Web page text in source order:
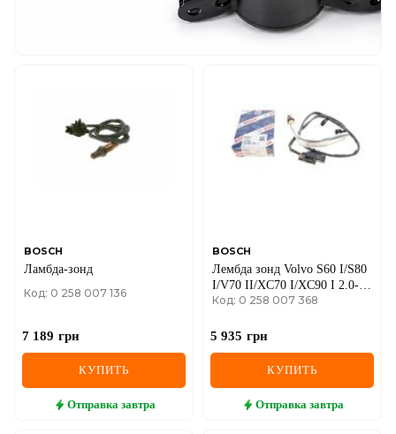
BOSCH
Ламбда-зонд
Код: 0 258 007 136
7 189 грн
КУПИТЬ
Отправка завтра
BOSCH
Лембда зонд Volvo S60 I/S80
I/V70 II/XC70 I/XC90 I 2.0-
2.5T
Код: 0 258 007 368
5 935 грн
КУПИТЬ
Отправка завтра